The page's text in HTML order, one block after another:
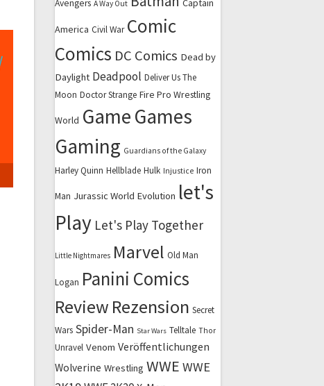
Avengers A Way Out
America Civil War Comic
Comics DC Comics Dead by
Daylight Deadpool Deliver Us The
Moon Doctor Strange Fire Pro Wrestling
World GameGames
Gaming Guardians of the Galaxy
Harley Quinn Hellblade Hulk Injustice Iron
Man Jurassic World Evolution let's
Play Let's Play Together
Little Nightmares Marvel Old Man
Logan Panini Comics
Review Rezension Secret
Wars Spider-Man Star Wars Telltale Thor
Unravel Venom Veröffentlichungen
Wolverine Wrestling WWE WWE